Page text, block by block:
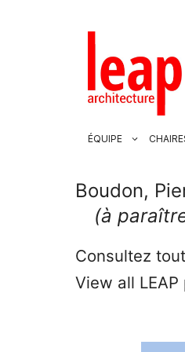
ÉQUIPE
Boudon,
(à
Consultez
View all